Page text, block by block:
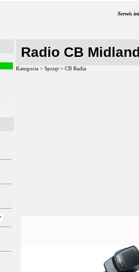
Serwis
Radio CB
Kategoria > Sprzęt > CB Radia